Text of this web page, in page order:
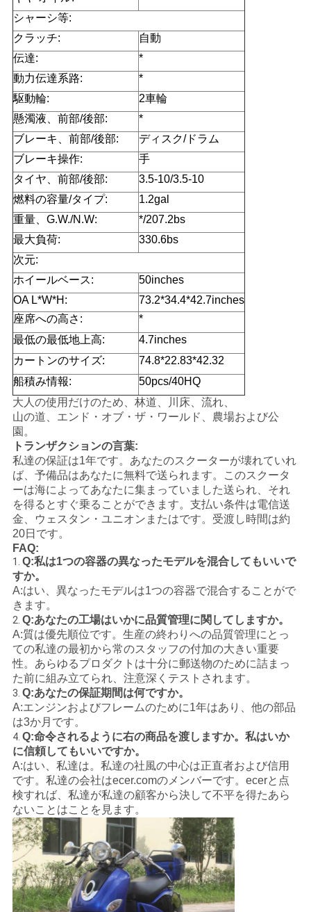
地
図
プ
ラ
イ
バ
シ
ー
ポ
リ
シ
ー
シャーシ等:
クラッチ:
自動
伝達:
*
動力伝達系路:
*
駆動輪:
2車輪
懸濁液、前部/後部:
*
ブレーキ、前部/後部:
ディスク/ドラム
ブレーキ操作:
手
タイヤ、前部/後部:
3.5-10/3.5-10
燃料の容量/タイプ:
1.2gal
重量、G.W./N.W:
*/207.2bs
最大負荷:
330.6bs
次元:
ホイールベース:
50inches
OA L*W*H:
73.2*34.4*42.7inches
座席への高さ:
*
最低の最低地上高:
4.7inches
カートンのサイズ:
74.8*22.83*42.32
船積み情報:
50pcs/40HQ
大人の使用だけのため、林道、川床、流れ、
山の道、エンド・オブ・ザ・ワールド、農場および公
園。
トランザクションの言葉:
私達の保証は1年です。あなたのスクーターが壊れていれ
ば、予備品はあなたに無料で送られます。このスクータ
ーは海によってあなたに集まっていました送られ、それ
を得るとすぐ乗ることができます。支払い条件は電信送
金、ウェスタン・ユニオンまたはです。受渡し時間は約
20日です。
FAQ:
1. Q:私は1つの容器の異なったモデルを混合してもいいで
すか。
A:はい、異なったモデルは1つの容器で混合することがで
きます。
2. Q:あなたの工場はいかに品質管理に関してしますか。
A:質は優先順位です。生産の終わりへの品質管理にとっ
ての私達の最初から常のスタッフの付加の大きい重要
性。あらゆるプロダクトは十分に郵送物のために詰まっ
た前に組み立てられ、注意深くテストされます。
3. Q:あなたの保証期間は何ですか。
A:エンジンおよびフレームのために1年はあり、他の部品
は3か月です。
4. Q:命令されるように右の商品を渡しますか。私はいか
に信頼してもいいですか。
A:はい、私達は。私達の社風の中心は正直者および信用
です。私達の会社はecer.comのメンバーです。ecerと点
検すれば、私達が私達の顧客から決して不平を得たあら
ないことはことを見ます。